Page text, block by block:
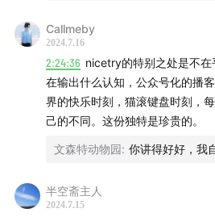
- 节目做了几年？有经历过瓶颈期吗
- 播客这个媒介这几年发生了怎样
节目本身、商业化？
- 会有表达欲减退的时候或者不知
价？
Callmeby
2024.7.16
2:24:36 nicetry的特别之处是不在
在输出什么认知，公众号化的播
界的快乐时刻，猫滚键盘时刻，
己的不同。这份独特是珍贵的。
文森特动物园: 你讲得好好，我
半空斋主人
2024.7.15